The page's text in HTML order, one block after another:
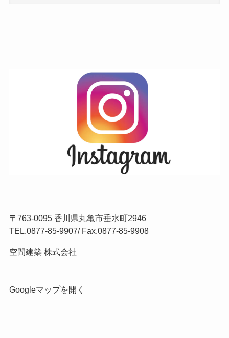
〒763-0095 香川県丸亀市垂水町2946
TEL.0877-85-9907/ Fax.0877-85-9908
空間建築 株式会社
Googleマップを開く